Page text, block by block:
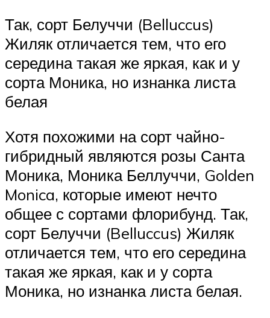
Так, сорт Белуччи (Belluccus)
Жиляк отличается тем, что его
середина такая же яркая, как и у
сорта Моника, но изнанка листа
белая
Хотя похожими на сорт чайно-
гибридный являются розы Санта
Моника, Моника Беллуччи, Golden
Monica, которые имеют нечто
общее с сортами флорибунд. Так,
сорт Белуччи (Belluccus) Жиляк
отличается тем, что его середина
такая же яркая, как и у сорта
Моника, но изнанка листа белая.